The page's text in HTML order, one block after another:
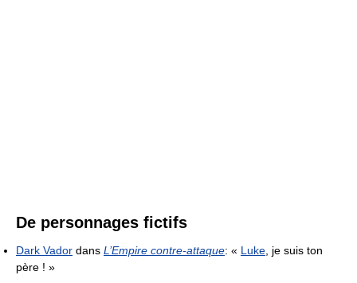
De personnages fictifs
Dark Vador dans L’Empire contre-attaque: « Luke, je suis ton
père ! »